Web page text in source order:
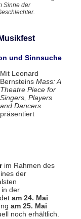
Sinne der
und Sinnsuche
Mit Leonard
Bernsteins Mass: A
Theatre Piece for
Singers, Players
and Dancers
präsentiert
im Rahmen des
der
in der
am 24. Mai
am 25. Mai
noch erhältlich.